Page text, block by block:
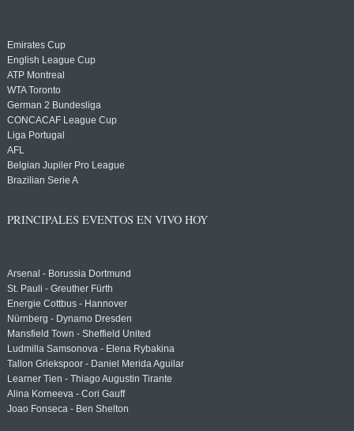
Emirates Cup
English League Cup
ATP Montreal
WTA Toronto
German 2 Bundesliga
CONCACAF League Cup
Liga Portugal
AFL
Belgian Jupiler Pro League
Brazilian Serie A
PRINCIPALES EVENTOS EN VIVO HOY
Arsenal - Borussia Dortmund
St. Pauli - Greuther Fürth
Energie Cottbus - Hannover
Nürnberg - Dynamo Dresden
Mansfield Town - Sheffield United
Ludmilla Samsonova - Elena Rybakina
Tallon Griekspoor - Daniel Merida Aguilar
Learner Tien - Thiago Augustin Tirante
Alina Korneeva - Cori Gauff
Joao Fonseca - Ben Shelton